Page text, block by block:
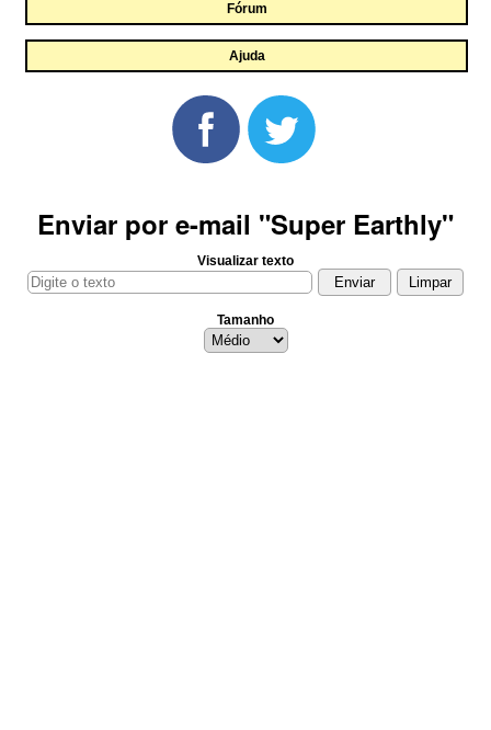
Fórum
Ajuda
Enviar por e-mail "Super Earthly"
Visualizar texto
Tamanho